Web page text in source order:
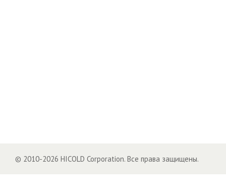
© 2010-2026 HICOLD Corporation. Все права защищены.